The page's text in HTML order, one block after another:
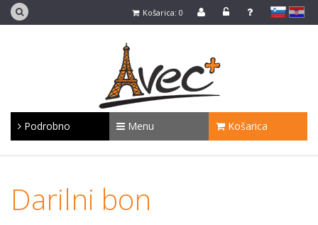
slovenskoHrvaško
Košarica: 0
Podrobno Menu Košarica
Darilni bon